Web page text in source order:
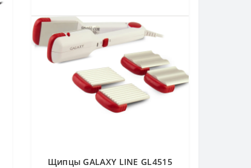
Щипцы GALAXY LINE GL4515